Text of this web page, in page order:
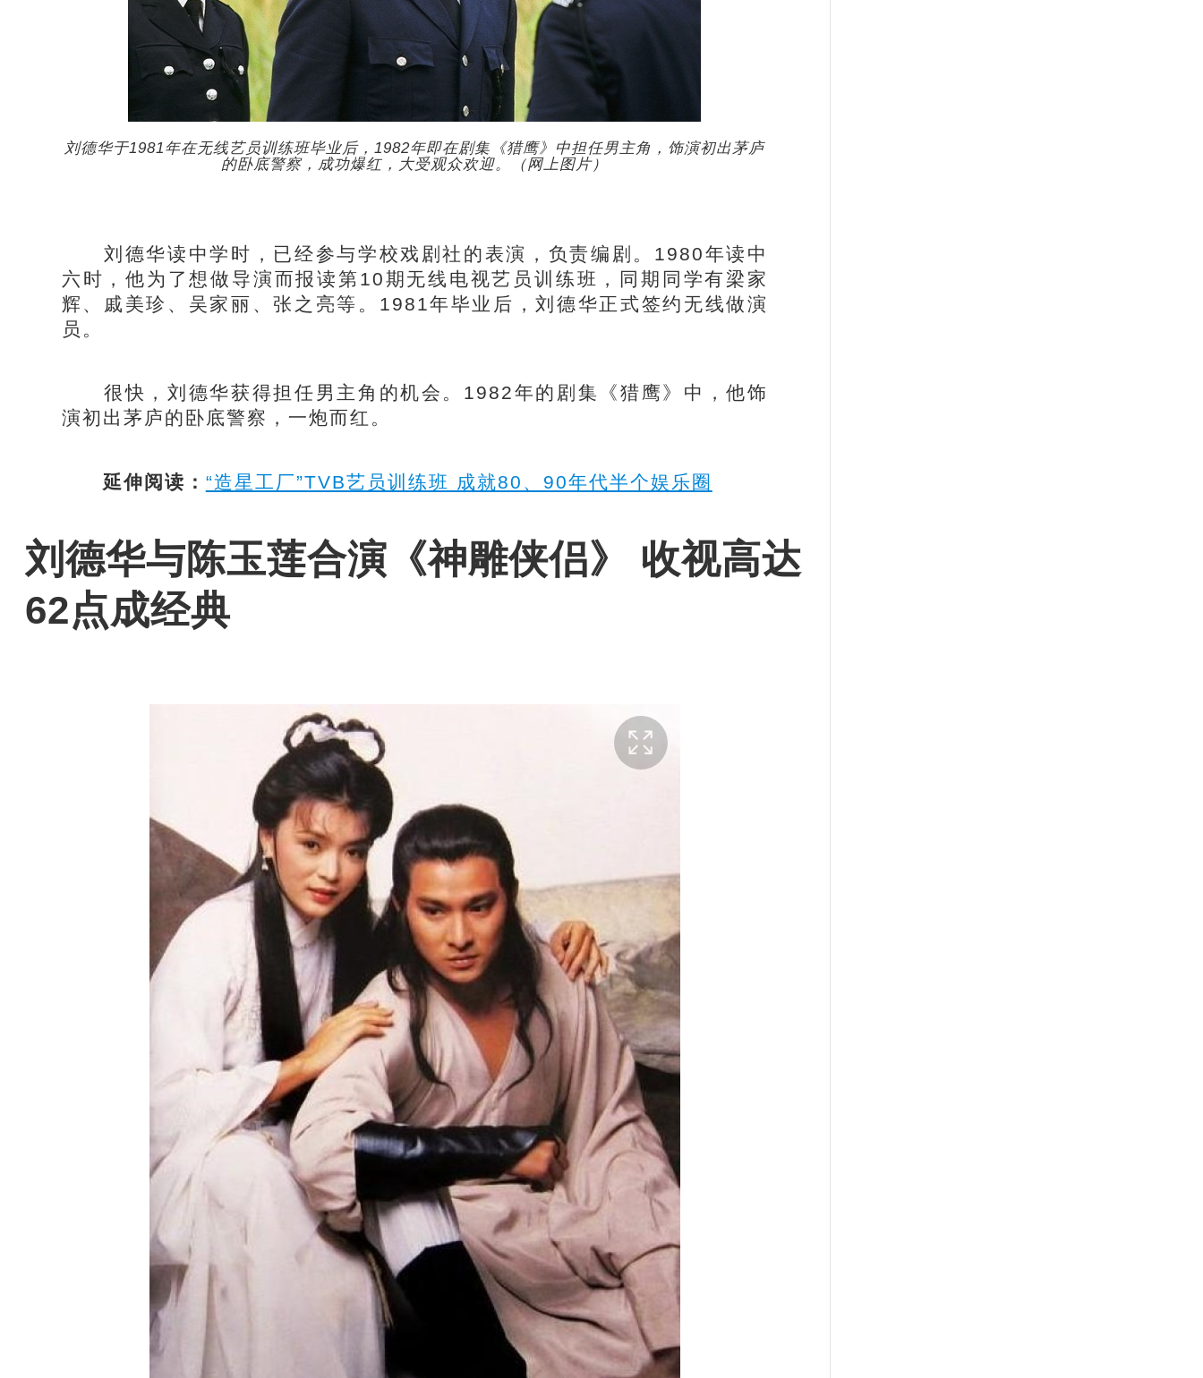
刘德华于1981年在无线艺员训练班毕业后，1982年即在剧集《猎鹰》中担任男主角，饰演初出茅庐
的卧底警察，成功爆红，大受观众欢迎。（网上图片）
刘德华读中学时，已经参与学校戏剧社的表演，负责编剧。1980年读中
六时，他为了想做导演而报读第10期无线电视艺员训练班，同期同学有梁家
辉、戚美珍、吴家丽、张之亮等。1981年毕业后，刘德华正式签约无线做演
员。
很快，刘德华获得担任男主角的机会。1982年的剧集《猎鹰》中，他饰
演初出茅庐的卧底警察，一炮而红。
延伸阅读： “造星工厂”TVB艺员训练班 成就80、90年代半个娱乐圈
刘德华与陈玉莲合演《神雕侠侣》 收视高达
62点成经典